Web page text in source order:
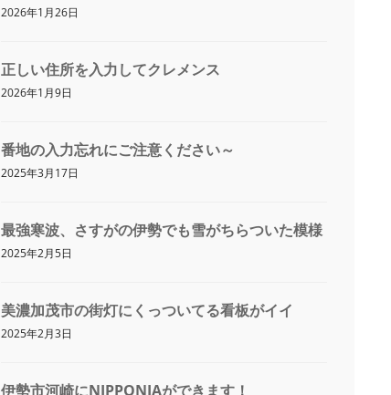
2026年1月26日
正しい住所を入力してクレメンス
2026年1月9日
番地の入力忘れにご注意ください～
2025年3月17日
最強寒波、さすがの伊勢でも雪がちらついた模様
2025年2月5日
美濃加茂市の街灯にくっついてる看板がイイ
2025年2月3日
伊勢市河崎にNIPPONIAができます！